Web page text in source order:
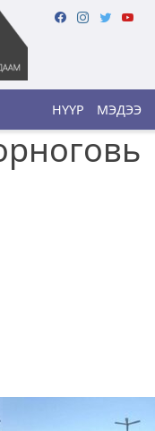
НҮҮР МЭДЭЭ